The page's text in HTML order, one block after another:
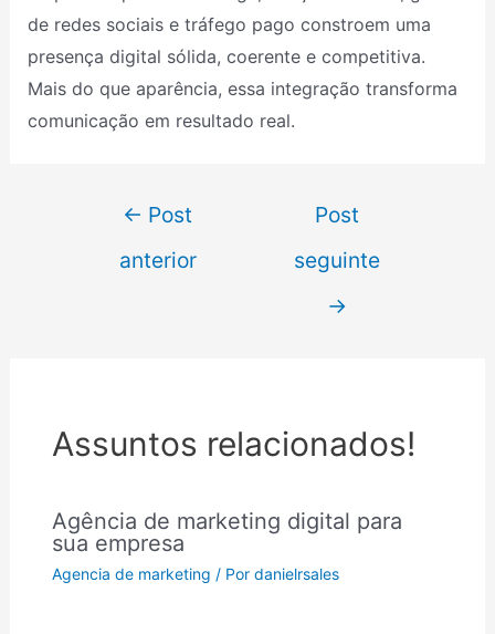
de redes sociais e tráfego pago constroem uma
presença digital sólida, coerente e competitiva.
Mais do que aparência, essa integração transforma
comunicação em resultado real.
← Post
anterior
Post
seguinte
→
Assuntos relacionados!
Agência de marketing digital para
sua empresa
Agencia de marketing / Pordanielrsales